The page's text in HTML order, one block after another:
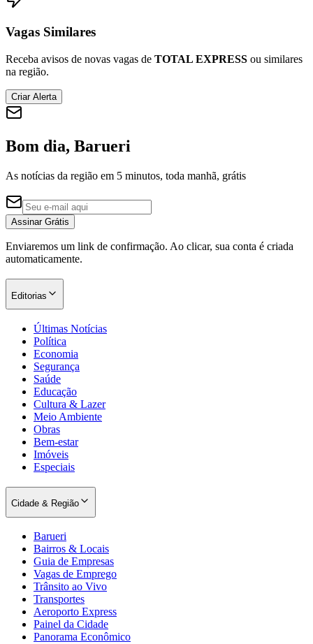
Corinthians
Palmeiras
Vagas Similares
Receba avisos de novas vagas de TOTAL EXPRESS ou similares
na região.
Criar Alerta
Bom dia, Barueri
As notícias da região em 5 minutos, toda manhã, grátis
Assinar Grátis
Enviaremos um link de confirmação. Ao clicar, sua conta é criada
automaticamente.
Editorias
Últimas Notícias
Política
Economia
Segurança
Saúde
Educação
Cultura & Lazer
Meio Ambiente
Obras
Bem-estar
Imóveis
Especiais
Cidade & Região
Barueri
Bairros & Locais
Guia de Empresas
Vagas de Emprego
Trânsito ao Vivo
Transportes
Aeroporto Express
Painel da Cidade
Panorama Econômico